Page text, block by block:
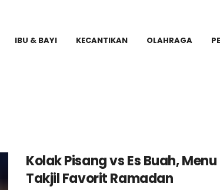
IBU & BAYI KECANTIKAN OLAHRAGA
Kolak Pisang vs Es Buah, Menu
Takjil Favorit Ramadan